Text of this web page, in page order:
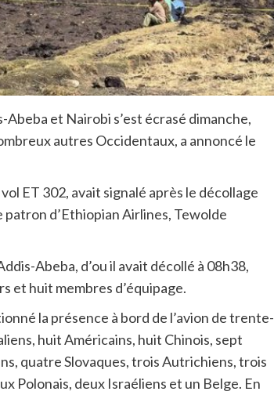
et Nairobi s’est écrasé dimanche,
autres Occidentaux, a annoncé le
ET 302, avait signalé après le décollage
d’Ethiopian Airlines, Tewolde
Abeba, d’ou il avait décollé à 08h38,
et huit membres d’équipage.
la présence à bord de l’avion de trente-
huit Américains, huit Chinois, sept
quatre Slovaques, trois Autrichiens, trois
Polonais, deux Israéliens et un Belge. En